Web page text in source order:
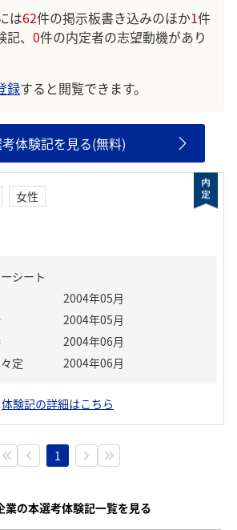
は62件の掲示板書き込みのほか1件
、 0件の内定者の志望動機があり
録すると閲覧できます。
体験記を見る(無料)
女性
シート
2004年05月
2004年05月
2004年06月
定
2004年06月
体験記の詳細はこちら
1
業の本選考体験記一覧を見る